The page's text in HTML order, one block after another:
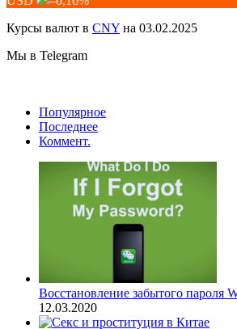
Курсы валют в CNY на 03.02.2025
Мы в Telegram
Популярное
Последнее
Коммент.
Восстановление забытого пароля
12.03.2020